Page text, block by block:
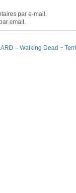
par e-mail.
email.
– Walking Dead ~